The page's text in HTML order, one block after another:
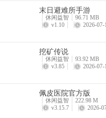
问：去拍最新安卓版审核严格吗？
答：对注册用户及发布内容进
末日避难所手游
休闲益智
96.71 MB
v1.10
2026-07-
挖矿传说
休闲益智
93.92 MB
v3.85
2026-07-
佩皮医院官方版
休闲益智
222.98 M
v3.15.7
2026-